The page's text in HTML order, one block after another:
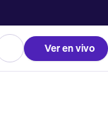
Ver en vivo